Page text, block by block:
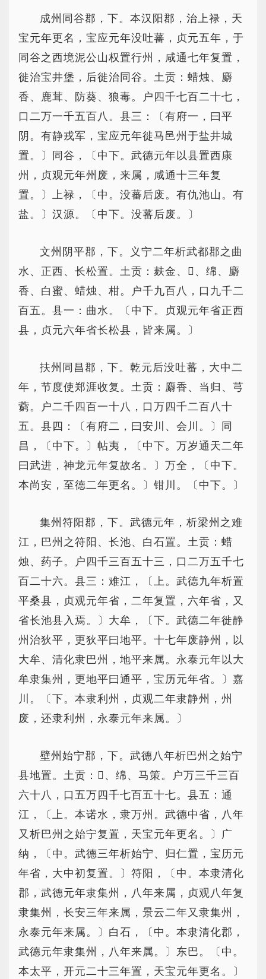
成州同谷郡，下。本汉阳郡，治上禄，天
宝元年更名，宝应元年没吐蕃，贞元五年，于
同谷之西境泥公山权置行州，咸通七年复置，
徙治宝井堡，后徙治同谷。土贡：蜡烛、麝
香、鹿茸、防葵、狼毒。户四千七百二十七，
口二万一千五百八。县三：〔有府一，曰平
阴。有静戎军，宝应元年徙马邑州于盐井城
置。〕同谷，〔中下。武德元年以县置西康
州，贞观元年州废，来属，咸通十三年复
置。〕上禄，〔中。没蕃后废。有仇池山。有
盐。〕汉源。〔中下。没蕃后废。〕
文州阴平郡，下。义宁二年析武都郡之曲
水、正西、长松置。土贡：麸金、、绵、麝
香、白蜜、蜡烛、柑。户千九百八，口九千二
百五。县一：曲水。〔中下。贞观元年省正西
县，贞元六年省长松县，皆来属。〕
扶州同昌郡，下。乾元后没吐蕃，大中二
年，节度使郑涯收复。土贡：麝香、当归、芎
藭。户二千四百一十八，口万四千二百八十
五。县四：〔有府二，曰安川、会川。〕同
昌，〔中下。〕帖夷，〔中下。万岁通天二年
曰武进，神龙元年复故名。〕万全，〔中下。
本尚安，至德二年更名。〕钳川。〔中下。〕
集州符阳郡，下。武德元年，析梁州之难
江，巴州之符阳、长池、白石置。土贡：蜡
烛、药子。户四千三百五十三，口二万五千七
百二十六。县三：难江，〔上。武德九年析置
平桑县，贞观元年省，二年复置，六年省，又
省长池县入焉。〕大牟，〔下。武德二年徙静
州治狄平，更狄平曰地平。十七年废静州，以
大牟、清化隶巴州，地平来属。永泰元年以大
牟隶集州，更地平曰通平，宝历元年省。〕嘉
川。〔下。本隶利州，贞观二年隶静州，州
废，还隶利州，永泰元年来属。〕
壁州始宁郡，下。武德八年析巴州之始宁
县地置。土贡：、绵、马策。户万三千三百
六十八，口五万四千七百五十七。县五：通
江，〔上。本诺水，隶万州。武德中省，八年
又析巴州之始宁复置，天宝元年更名。〕广
纳，〔中。武德三年析始宁、归仁置，宝历元
年省，大中初复置。〕符阳，〔中。本隶清化
郡，武德元年隶集州，八年来属，贞观八年复
隶集州，长安三年来属，景云二年又隶集州，
永泰元年来属。〕白石，〔中。本隶清化郡，
武德元年隶集州，八年来属。〕东巴。〔中。
本太平，开元二十三年置，天宝元年更名。〕